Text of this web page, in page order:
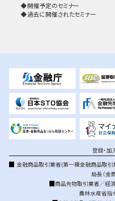
開催予定のセミナー
過去に開催されたセミナー
登録・加
金融商品取引業者(第一種金融商品取
局長（金
商品先物取引業者／経
農林水産省指